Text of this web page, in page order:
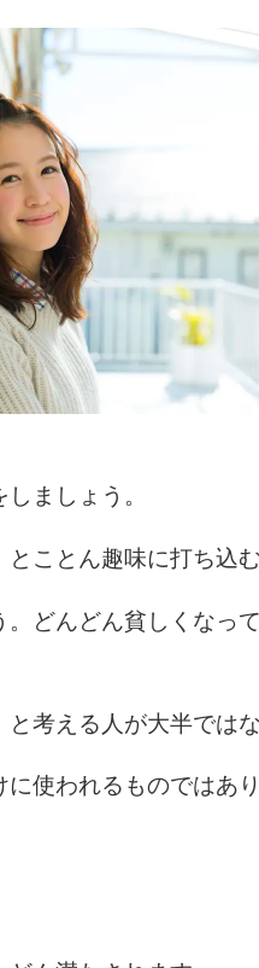
ましょう。
ことん趣味に打ち込む
。どんどん貧しくなっ
考える人が大半では
使われるものではあり